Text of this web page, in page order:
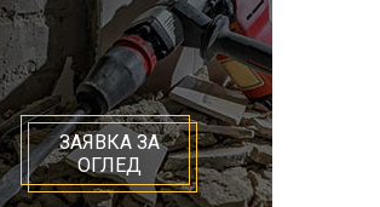
ЗАЯВКА ЗА
ОГЛЕД